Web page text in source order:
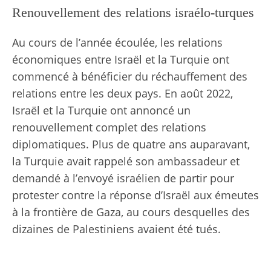
Renouvellement des relations israélo-turques
Au cours de l’année écoulée, les relations
économiques entre Israël et la Turquie ont
commencé à bénéficier du réchauffement des
relations entre les deux pays. En août 2022,
Israël et la Turquie ont annoncé un
renouvellement complet des relations
diplomatiques. Plus de quatre ans auparavant,
la Turquie avait rappelé son ambassadeur et
demandé à l’envoyé israélien de partir pour
protester contre la réponse d’Israël aux émeutes
à la frontière de Gaza, au cours desquelles des
dizaines de Palestiniens avaient été tués.